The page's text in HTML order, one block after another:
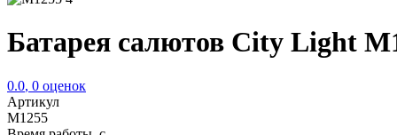
Батарея салютов City Light
0.0, 0 оценок
Артикул
M1255